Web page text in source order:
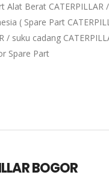
Berat
( Spare Part
/ suku cadang
Spare Part
BOGOR